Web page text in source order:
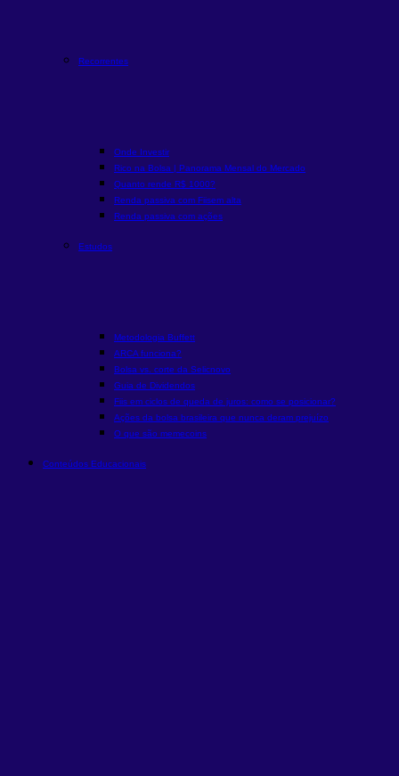
Recorrentes
Onde Investir
Rico na Bolsa | Panorama Mensal do Mercado
Quanto rende R$ 1000?
Renda passiva com Fiisem alta
Renda passiva com ações
Estudos
Metodologia Buffett
ARCA funciona?
Bolsa vs. corte da Selicnovo
Guia de Dividendos
Fiis em ciclos de queda de juros: como se posicionar?
Ações da bolsa brasileira que nunca deram prejuízo
O que são memecoins
Conteúdos Educacionais